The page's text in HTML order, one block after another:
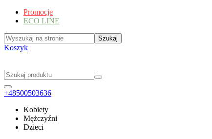
Promocje
ECO LINE
Koszyk
+48500503636
Kobiety
Mężczyźni
Dzieci